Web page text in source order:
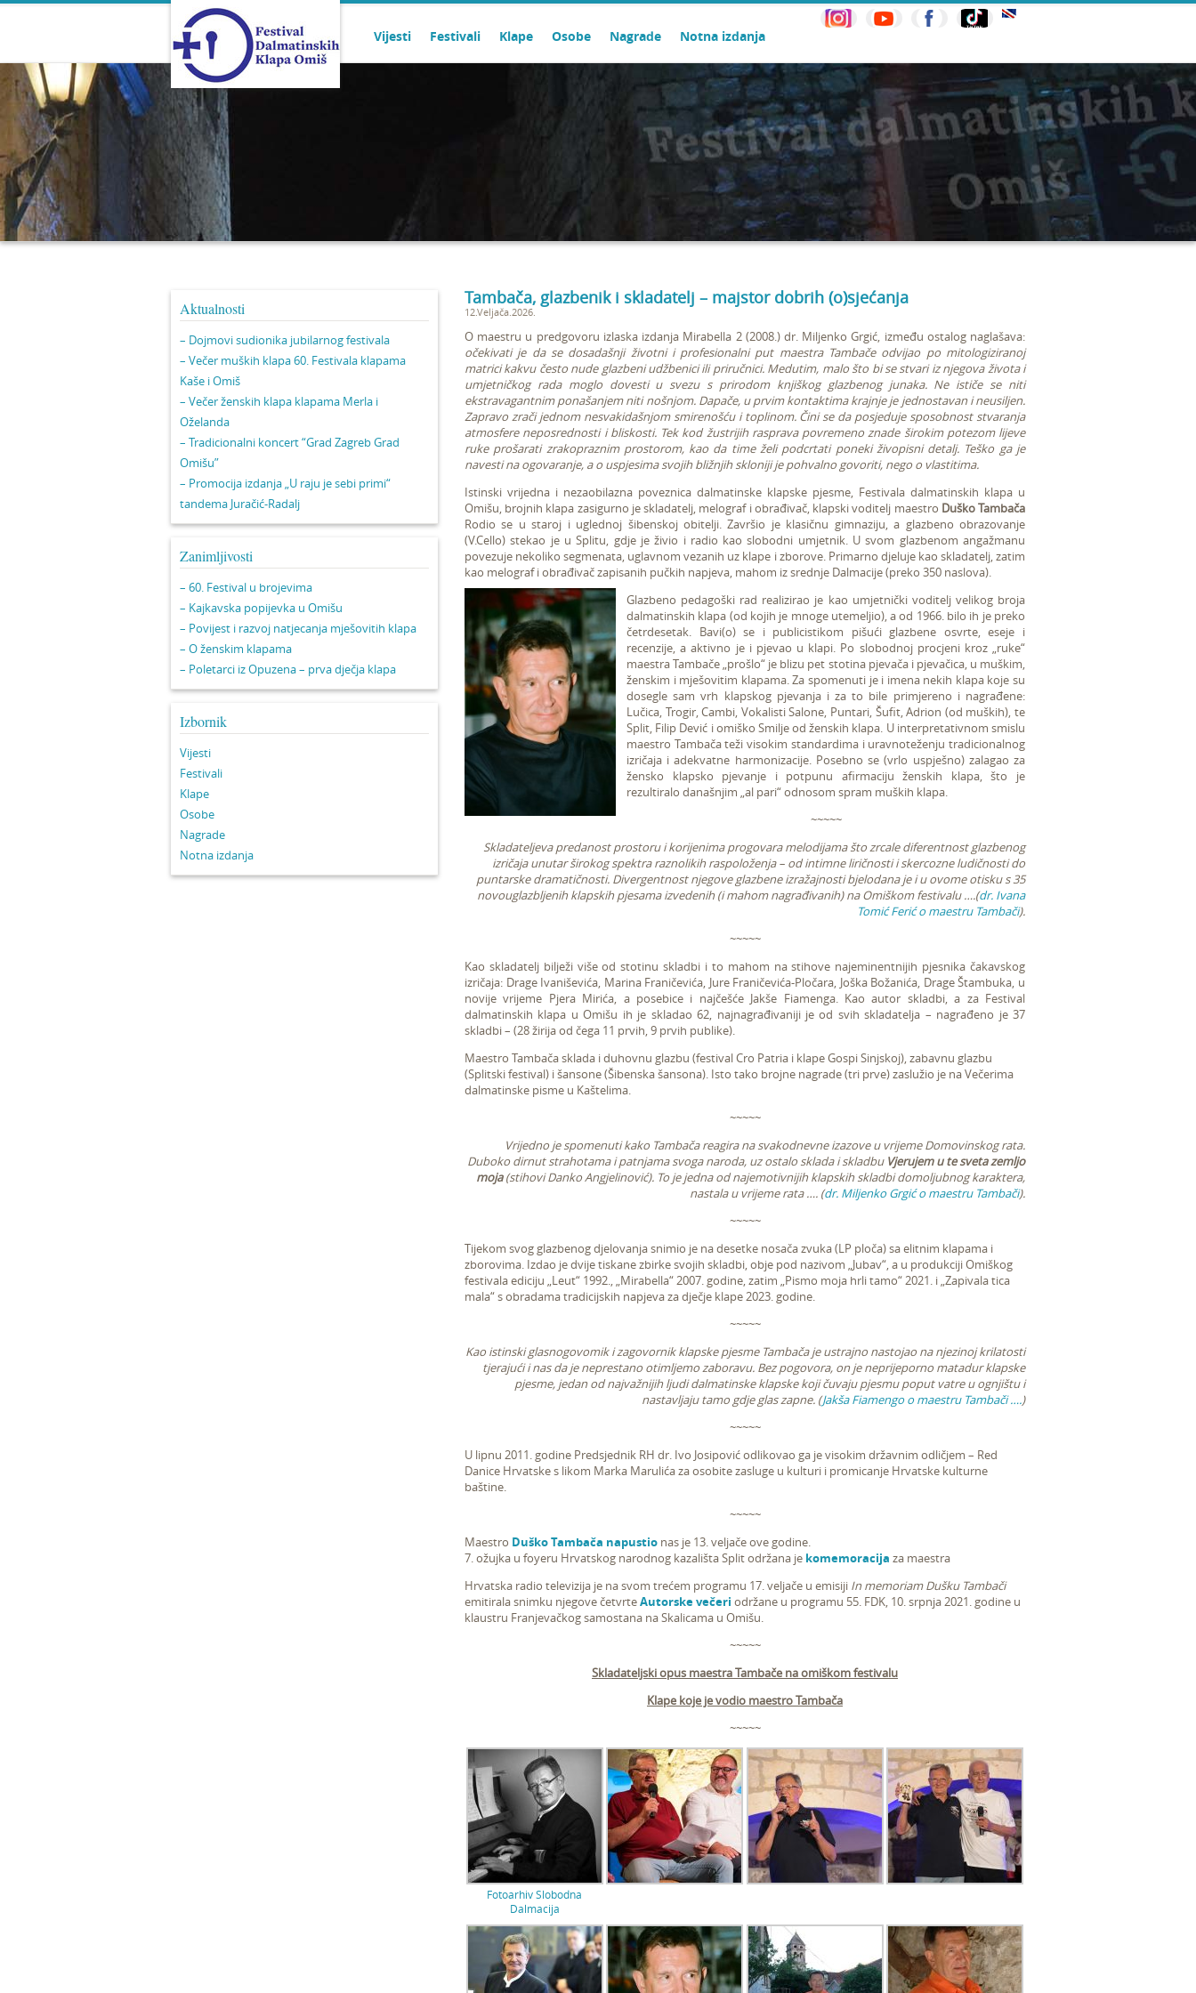
Vijesti Festivali Klape Osobe Nagrade Notna izdanja
Aktualnosti
– Dojmovi sudionika jubilarnog festivala
– Večer muških klapa 60. Festivala klapama
Kaše i Omiš
– Večer ženskih klapa klapama Merla i
Oželanda
– Tradicionalni koncert “Grad Zagreb Grad
Omišu”
– Promocija izdanja „U raju je sebi primi“
tandema Juračić-Radalj
Zanimljivosti
– 60. Festival u brojevima
– Kajkavska popijevka u Omišu
– Povijest i razvoj natjecanja mješovitih klapa
– O ženskim klapama
– Poletarci iz Opuzena – prva dječja klapa
Izbornik
Vijesti
Festivali
Klape
Osobe
Nagrade
Notna izdanja
Tambača, glazbenik i skladatelj – majstor dobrih (o)sjećanja
12.Veljača.2026.
O maestru u predgovoru izlaska izdanja Mirabella 2 (2008.) dr. Miljenko Grgić, između ostalog naglašava:
očekivati je da se dosadašnji životni i profesionalni put maestra Tambače odvijao po mitologiziranoj
matrici kakvu često nude glazbeni udžbenici ili priručnici. Medutim, malo što bi se stvari iz njegova života i
umjetničkog rada moglo dovesti u svezu s prirodom knjiškog glazbenog junaka. Ne ističe se niti
ekstravagantnim ponašanjem niti nošnjom. Dapače, u prvim kontaktima krajnje je jednostavan i neusiljen.
Zapravo zrači jednom nesvakidašnjom smirenošću i toplinom. Čini se da posjeduje sposobnost stvaranja
atmosfere neposrednosti i bliskosti. Tek kod žustrijih rasprava povremeno znade širokim potezom lijeve
ruke prošarati zrakopraznim prostorom, kao da time želi podcrtati poneki živopisni detalj. Teško ga je
navesti na ogovaranje, a o uspjesima svojih bližnjih skloniji je pohvalno govoriti, nego o vlastitima.
Istinski vrijedna i nezaobilazna poveznica dalmatinske klapske pjesme, Festivala dalmatinskih klapa u
Omišu, brojnih klapa zasigurno je skladatelj, melograf i obrađivač, klapski voditelj maestro Duško Tambača
Rodio se u staroj i uglednoj šibenskoj obitelji. Završio je klasičnu gimnaziju, a glazbeno obrazovanje
(V.Cello) stekao je u Splitu, gdje je živio i radio kao slobodni umjetnik. U svom glazbenom angažmanu
povezuje nekoliko segmenata, uglavnom vezanih uz klape i zborove. Primarno djeluje kao skladatelj, zatim
kao melograf i obrađivač zapisanih pučkih napjeva, mahom iz srednje Dalmacije (preko 350 naslova).
Glazbeno pedagoški rad realizirao je kao umjetnički voditelj velikog broja
dalmatinskih klapa (od kojih je mnoge utemeljio), a od 1966. bilo ih je preko
četrdesetak. Bavi(o) se i publicistikom pišući glazbene osvrte, eseje i
recenzije, a aktivno je i pjevao u klapi. Po slobodnoj procjeni kroz „ruke“
maestra Tambače „prošlo“ je blizu pet stotina pjevača i pjevačica, u muškim,
ženskim i mješovitim klapama. Za spomenuti je i imena nekih klapa koje su
dosegle sam vrh klapskog pjevanja i za to bile primjereno i nagrađene:
Lučica, Trogir, Cambi, Vokalisti Salone, Puntari, Šufit, Adrion (od muških), te
Split, Filip Dević i omiško Smilje od ženskih klapa. U interpretativnom smislu
maestro Tambača teži visokim standardima i uravnoteženju tradicionalnog
izričaja i adekvatne harmonizacije. Posebno se (vrlo uspješno) zalagao za
žensko klapsko pjevanje i potpunu afirmaciju ženskih klapa, što je
rezultiralo današnjim „al pari“ odnosom spram muških klapa.
~~~~~
Skladateljeva predanost prostoru i korijenima progovara melodijama što zrcale diferentnost glazbenog
izričaja unutar širokog spektra raznolikih raspoloženja – od intimne liričnosti i skercozne ludičnosti do
puntarske dramatičnosti. Divergentnost njegove glazbene izražajnosti bjelodana je i u ovome otisku s 35
novouglazbljenih klapskih pjesama izvedenih (i mahom nagrađivanih) na Omiškom festivalu ….(dr. Ivana
Tomić Ferić o maestru Tambači).
~~~~~
Kao skladatelj bilježi više od stotinu skladbi i to mahom na stihove najeminentnijih pjesnika čakavskog
izričaja: Drage Ivaniševića, Marina Franičevića, Jure Franičevića-Pločara, Joška Božanića, Drage Štambuka, u
novije vrijeme Pjera Mirića, a posebice i najčešće Jakše Fiamenga. Kao autor skladbi, a za Festival
dalmatinskih klapa u Omišu ih je skladao 62, najnagrađivaniji je od svih skladatelja – nagrađeno je 37
skladbi – (28 žirija od čega 11 prvih, 9 prvih publike).
Maestro Tambača sklada i duhovnu glazbu (festival Cro Patria i klape Gospi Sinjskoj), zabavnu glazbu
(Splitski festival) i šansone (Šibenska šansona). Isto tako brojne nagrade (tri prve) zaslužio je na Večerima
dalmatinske pisme u Kaštelima.
~~~~~
Vrijedno je spomenuti kako Tambača reagira na svakodnevne izazove u vrijeme Domovinskog rata.
Duboko dirnut strahotama i patnjama svoga naroda, uz ostalo sklada i skladbu Vjerujem u te sveta zemljo
moja(stihovi Danko Angjelinović). To je jedna od najemotivnijih klapskih skladbi domoljubnog karaktera,
nastala u vrijeme rata …. (dr. Miljenko Grgić o maestru Tambači).
~~~~~
Tijekom svog glazbenog djelovanja snimio je na desetke nosača zvuka (LP ploča) sa elitnim klapama i
zborovima. Izdao je dvije tiskane zbirke svojih skladbi, obje pod nazivom „Jubav“, a u produkciji Omiškog
festivala ediciju „Leut“ 1992., „Mirabella“ 2007. godine, zatim „Pismo moja hrli tamo“ 2021. i „Zapivala tica
mala“ s obradama tradicijskih napjeva za dječje klape 2023. godine.
~~~~~
Kao istinski glasnogovomik i zagovornik klapske pjesme Tambača je ustrajno nastojao na njezinoj krilatosti
tjerajući i nas da je neprestano otimljemo zaboravu. Bez pogovora, on je neprijeporno matadur klapske
pjesme, jedan od najvažnijih ljudi dalmatinske klapske koji čuvaju pjesmu poput vatre u ognjištu i
nastavljaju tamo gdje glas zapne. (Jakša Fiamengo o maestru Tambači ….)
~~~~~
U lipnu 2011. godine Predsjednik RH dr. Ivo Josipović odlikovao ga je visokim državnim odličjem – Red
Danice Hrvatske s likom Marka Marulića za osobite zasluge u kulturi i promicanje Hrvatske kulturne
baštine.
~~~~~
Maestro Duško Tambača napustio nas je 13. veljače ove godine.
7. ožujka u foyeru Hrvatskog narodnog kazališta Split održana je komemoracija za maestra
Hrvatska radio televizija je na svom trećem programu 17. veljače u emisiji In memoriam Dušku Tambači
emitirala snimku njegove četvrteAutorske večeri održane u programu 55. FDK, 10. srpnja 2021. godine u
klaustru Franjevačkog samostana na Skalicama u Omišu.
~~~~~
Skladateljski opus maestra Tambače na omiškom festivalu
Klape koje je vodio maestro Tambača
~~~~~
Fotoarhiv Slobodna
Dalmacija